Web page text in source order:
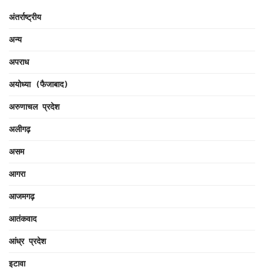
अंतर्राष्ट्रीय
अन्य
अपराध
अयोध्या (फैजाबाद)
अरुणाचल प्रदेश
अलीगढ़
असम
आगरा
आजमगढ़
आतंकवाद
आंध्र प्रदेश
इटावा